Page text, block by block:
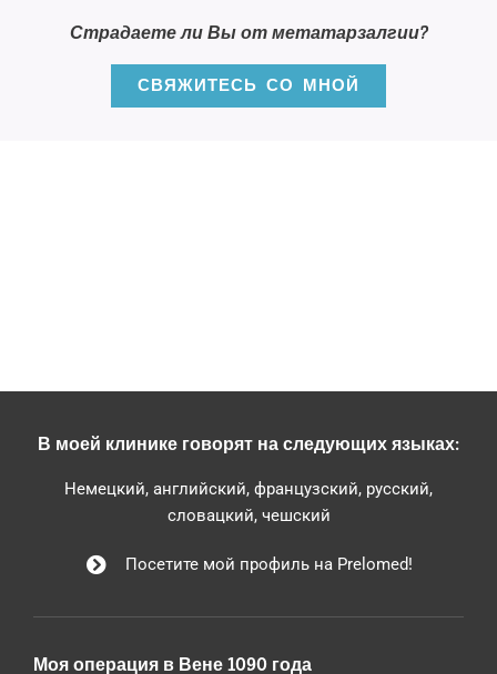
Страдаете ли Вы от метатарзалгии?
СВЯЖИТЕСЬ СО МНОЙ
В моей клинике говорят на следующих языках:
Немецкий, английский, французский, русский,
словацкий, чешский
Посетите мой профиль на Prelomed!
Моя операция в Вене 1090 года